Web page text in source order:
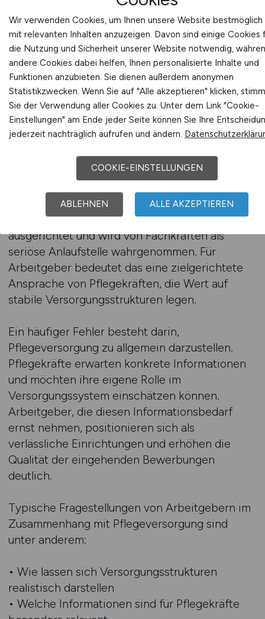
sollten wissen, welche Versorgungsaufgaben
dauerhaft anfallen, wie Teams organisiert sind
und wo personelle Verstärkung notwendig ist.
Diese Klarheit bildet die Grundlage für eine
glaubwürdige Außendarstellung. Pflegekräfte
schätzen Arbeitgeber, die ihre
Versorgungssituation realistisch einschätzen
und transparent kommunizieren.
KRANKENPFLEGE.JOBS bietet Arbeitgebern
für Pflegeversorgung gezielt zu veröffentlichen.
Die Plattform ist klar auf die Krankenpflege
ausgerichtet und wird von Fachkräften als
seriöse Anlaufstelle wahrgenommen. Für
Arbeitgeber bedeutet das eine zielgerichtete
Ansprache von Pflegekräften, die Wert auf
stabile Versorgungsstrukturen legen.
Ein häufiger Fehler besteht darin,
Pflegeversorgung zu allgemein darzustellen.
Pflegekräfte erwarten konkrete Informationen
und möchten ihre eigene Rolle im
Versorgungssystem einschätzen können.
Arbeitgeber, die diesen Informationsbedarf
ernst nehmen, positionieren sich als
verlässliche Einrichtungen und erhöhen die
Qualität der eingehenden Bewerbungen
deutlich.
Typische Fragestellungen von Arbeitgebern im
Zusammenhang mit Pflegeversorgung sind
unter anderem:
• Wie lassen sich Versorgungsstrukturen
realistisch darstellen
• Welche Informationen sind für Pflegekräfte
Wir verwenden Cookies, um Ihnen unsere Website bestmöglich
mit relevanten Inhalten anzuzeigen. Davon sind einige Cookies
die Nutzung und Sicherheit unserer Website notwendig,
andere Cookies dabei helfen, Ihnen personalisierte Inhalte und
Funktionen anzubieten. Sie dienen außerdem anonymen
Statistikzwecken. Wenn Sie auf "Alle akzeptieren" klicken,
Sie der Verwendung aller Cookies zu. Unter dem Link "Cookie-
Einstellungen" am Ende jeder Seite können Sie Ihre
jederzeit nachträglich aufrufen und ändern.
COOKIE-EINSTELLUNGEN
ABLEHNEN ALLE AKZEPTIEREN